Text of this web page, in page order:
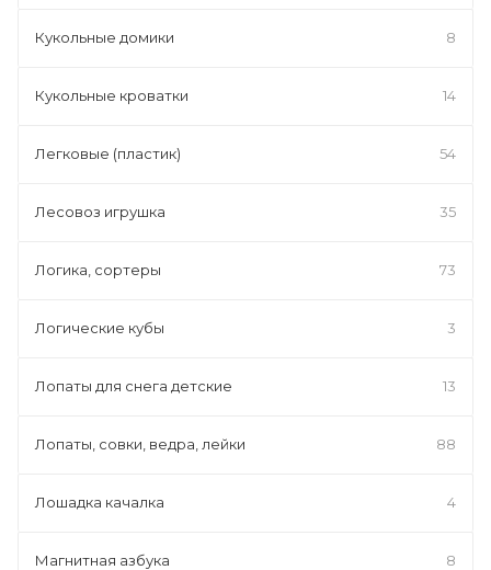
Кукольные домики 8
Кукольные кроватки 14
Легковые (пластик) 54
Лесовоз игрушка 35
Логика, сортеры 73
Логические кубы 3
Лопаты для снега детские 13
Лопаты, совки, ведра, лейки 88
Лошадка качалка 4
Магнитная азбука 8